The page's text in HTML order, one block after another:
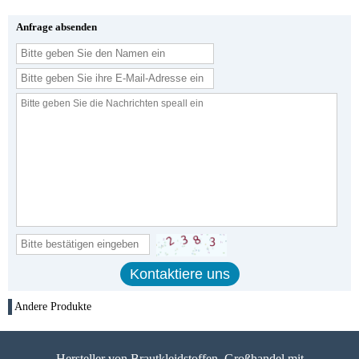
Anfrage absenden
Andere Produkte